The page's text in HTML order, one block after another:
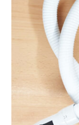
Reparaturservice
Wichtige Infos
Warenkorb
Stellenangebote